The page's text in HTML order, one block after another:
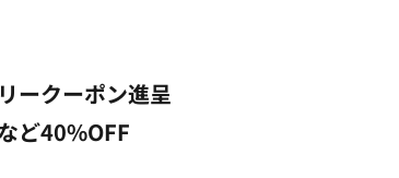
ークーポン進呈
ど40%OFF